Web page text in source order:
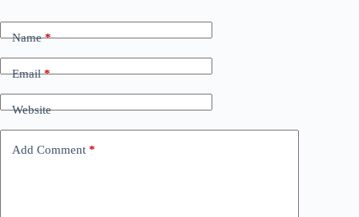
Name*
Email*
Website
Add Comment *